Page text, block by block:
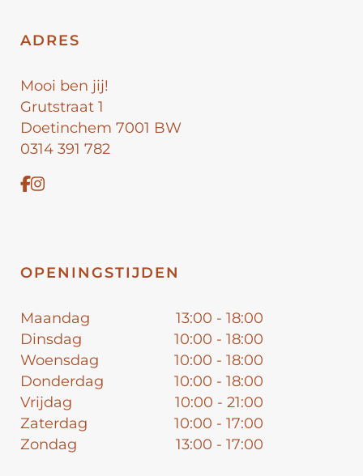
ADRES
Mooi ben jij!
Grutstraat 1
Doetinchem 7001 BW
0314 391 782
OPENINGSTIJDEN
Maandag
13:00 - 18:00
Dinsdag
10:00 - 18:00
Woensdag
10:00 - 18:00
Donderdag
10:00 - 18:00
Vrijdag
10:00 - 21:00
Zaterdag
10:00 - 17:00
Zondag
13:00 - 17:00